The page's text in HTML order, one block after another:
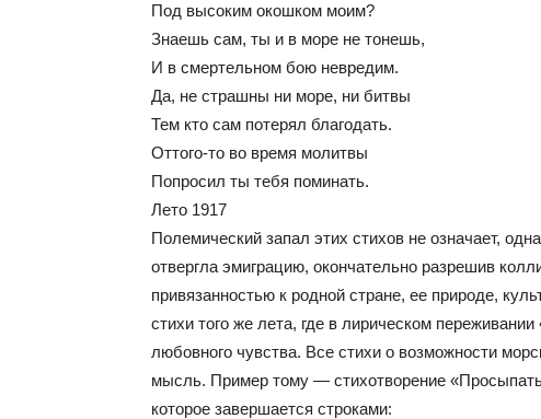
Под высоким окошком моим?
Знаешь сам, ты и в море не тонешь,
И в смертельном бою невредим.
Да, не страшны ни море, ни битвы
Тем кто сам потерял благодать.
Оттого-то во время молитвы
Попросил ты тебя поминать.
Лето 1917
Полемический запал этих стихов не означает,
отвергла эмиграцию, окончательно разрешив
привязанностью к родной стране, ее природе,
стихи того же лета, где в лирическом
любовного чувства. Все стихи о возможности
мысль. Пример тому — стихотворение
которое завершается строками: